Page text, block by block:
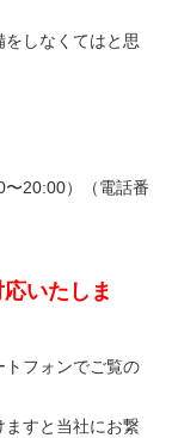
しなくてはと思
〜20:00）（電話番
いたしま
トフォンでご覧の
ますと当社にお繋